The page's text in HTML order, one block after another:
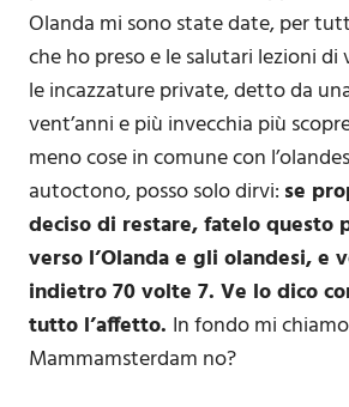
Olanda mi sono state date, per
che ho preso e le salutari lezioni di
le incazzature private, detto da
vent’anni e più invecchia più
meno cose in comune con
autoctono, posso solo dirvi: se
deciso di restare,fatelo questo
verso l’Olanda e gli olandesi, e
indietro 70 volte 7. Ve lo dico
tutto l’affetto. In fondo mi chiamo
Mammamsterdam no?